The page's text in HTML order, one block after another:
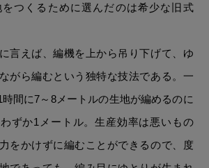
つくるために選んだのは希少な旧式
言えば、編機を上から吊り下げて、ゆ
がら編むという独特な技法である。一
間に7～8メートルの生地が編めるのに
ずか1メートル。生産効率は悪いもの
をかけずに編むことができるので、度